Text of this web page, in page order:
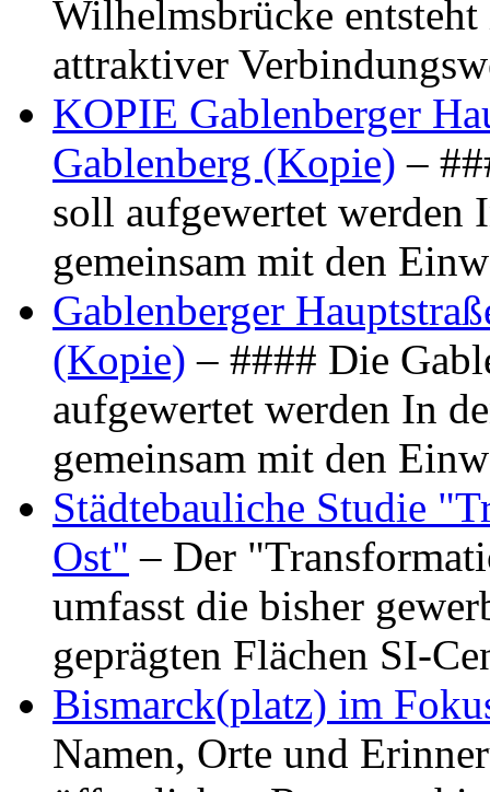
Wilhelmsbrücke
attraktiver
KOPIE Gablenberger
Gablenberg (Kopie) –
soll aufgewertet werden
gemeinsam mit den
Gablenberger
(Kopie) – #### Die
aufgewertet werden In
gemeinsam mit den
Städtebauliche Studie
Ost" – Der
umfasst die bisher
geprägten Flächen SI-
Bismarck(platz) im
Namen, Orte und